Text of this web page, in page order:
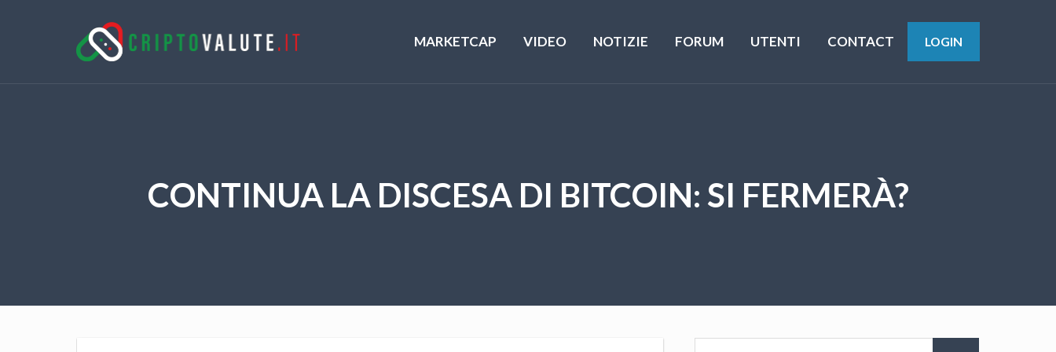
MARKETCAP VIDEO NOTIZIE FORUM UTENTI CONTACT LOGIN
CONTINUA LA DISCESA DI BITCOIN: SI FERMERÀ?